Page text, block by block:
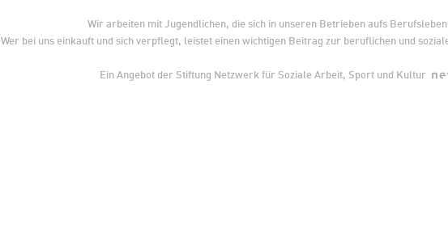
Wir arbeiten mit Jugendlichen, die sich in unseren Betrieben aufs
Wer bei uns einkauft und sich verpflegt, leistet einen wichtigen Beitrag zur beruflichen und
Ein Angebot der Stiftung Netzwerk für Soziale Arbeit, Sport und Kultur